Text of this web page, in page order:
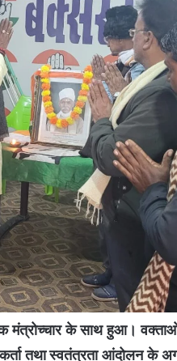
मंत्रोच्चार के साथ हुआ। वक्ताओं
तथा स्वतंत्रता आंदोलन के